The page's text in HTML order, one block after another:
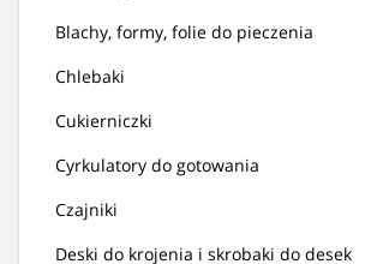
Blachy, formy, folie do pieczenia
Chlebaki
Cukierniczki
Cyrkulatory do gotowania
Czajniki
Deski do krojenia i skrobaki do desek